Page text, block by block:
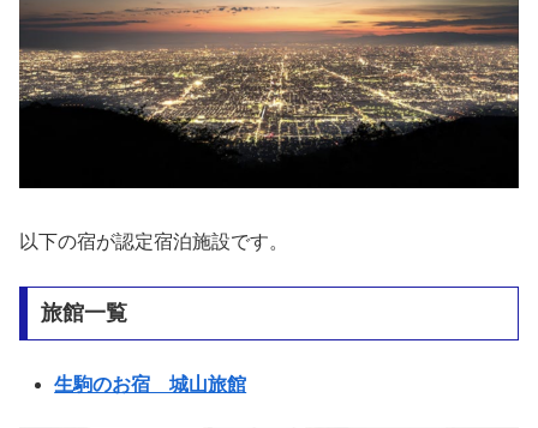
以下の宿が認定宿泊施設です。
旅館一覧
生駒のお宿 城山旅館